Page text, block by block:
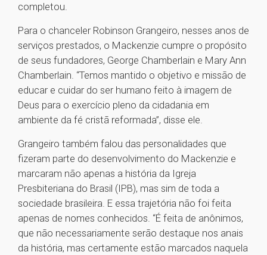
completou.
Para o chanceler Robinson Grangeiro, nesses anos de
serviços prestados, o Mackenzie cumpre o propósito
de seus fundadores, George Chamberlain e Mary Ann
Chamberlain. “Temos mantido o objetivo e missão de
educar e cuidar do ser humano feito à imagem de
Deus para o exercício pleno da cidadania em
ambiente da fé cristã reformada”, disse ele.
Grangeiro também falou das personalidades que
fizeram parte do desenvolvimento do Mackenzie e
marcaram não apenas a história da Igreja
Presbiteriana do Brasil (IPB), mas sim de toda a
sociedade brasileira. E essa trajetória não foi feita
apenas de nomes conhecidos. “É feita de anônimos,
que não necessariamente serão destaque nos anais
da história, mas certamente estão marcados naquela